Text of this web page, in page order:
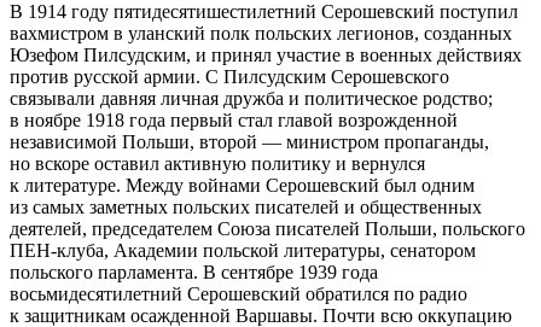
В 1914 году пятидесятишестилетний Серошевский поступил
вахмистром в уланский полк польских легионов, созданных
Юзефом Пилсудским, и принял участие в военных действиях
против русской армии. С Пилсудским Серошевского
связывали давняя личная дружба и политическое родство;
в ноябре 1918 года первый стал главой возрожденной
независимой Польши, второй — министром пропаганды,
но вскоре оставил активную политику и вернулся
к литературе. Между войнами Серошевский был одним
из самых заметных польских писателей и общественных
деятелей, председателем Союза писателей Польши, польского
ПЕН‐клуба, Академии польской литературы, сенатором
польского парламента. В сентябре 1939 года
восьмидесятилетний Серошевский обратился по радио
к защитникам осажденной Варшавы. Почти всю оккупацию